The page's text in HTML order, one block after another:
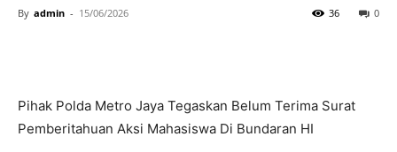
By admin - 15/06/2026 0
36
Pihak Polda Metro Jaya Tegaskan Belum Terima Surat
Pemberitahuan Aksi Mahasiswa Di Bundaran HI